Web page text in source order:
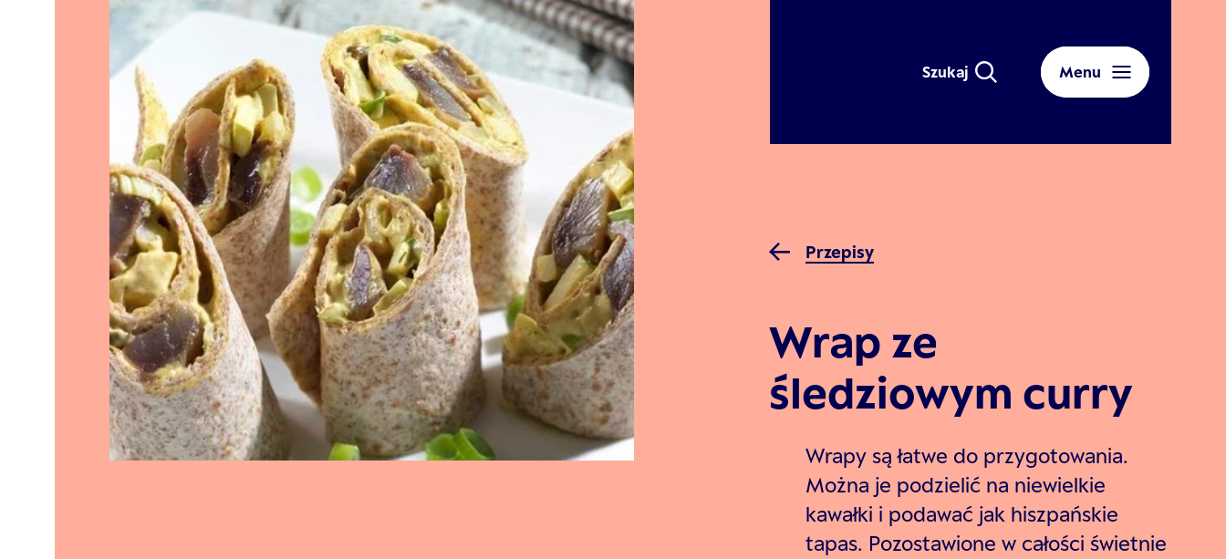
Szukaj Menu
Przepisy
Wrap ze
śledziowym curry
Wrapy są łatwe do przygotowania.
Można je podzielić na niewielkie
kawałki i podawać jak hiszpańskie
tapas. Pozostawione w całości świetnie